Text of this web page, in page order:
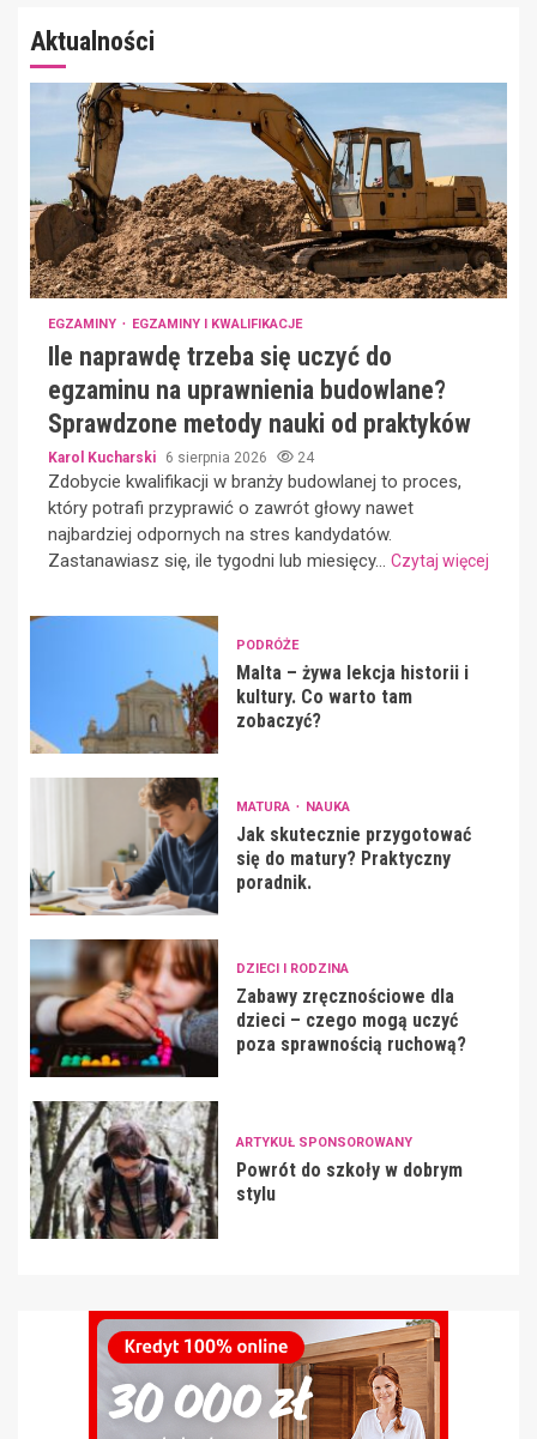
Aktualności
EGZAMINY EGZAMINY I KWALIFIKACJE
Ile naprawdę trzeba się uczyć do
egzaminu na uprawnienia budowlane?
Sprawdzone metody nauki od praktyków
Karol Kucharski 6 sierpnia 2026 24
Zdobycie kwalifikacji w branży budowlanej to proces,
który potrafi przyprawić o zawrót głowy nawet
najbardziej odpornych na stres kandydatów.
Zastanawiasz się, ile tygodni lub miesięcy... Czytaj więcej
PODRÓŻE
Malta – żywa lekcja historii i
kultury. Co warto tam
zobaczyć?
MATURA NAUKA
Jak skutecznie przygotować
się do matury? Praktyczny
poradnik.
DZIECI I RODZINA
Zabawy zręcznościowe dla
dzieci – czego mogą uczyć
poza sprawnością ruchową?
ARTYKUŁ SPONSOROWANY
Powrót do szkoły w dobrym
stylu